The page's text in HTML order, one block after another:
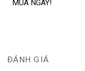
MUA NGAY!
ĐÁNH GIÁ